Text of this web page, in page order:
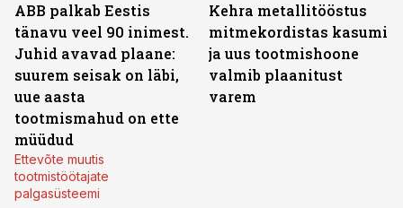
ABB palkab Eestis
tänavu veel 90 inimest.
Juhid avavad plaane:
suurem seisak on läbi,
uue aasta
tootmismahud on ette
müüdud
Ettevõte muutis
tootmistöötajate
palgasüsteemi
Kehra metallitööstus
mitmekordistas kasumi
ja uus tootmishoone
valmib plaanitust
varem